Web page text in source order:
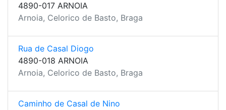
4890-017 ARNOIA
Arnoia, Celorico de Basto, Braga
Rua de Casal Diogo
4890-018 ARNOIA
Arnoia, Celorico de Basto, Braga
Caminho de Casal de Nino